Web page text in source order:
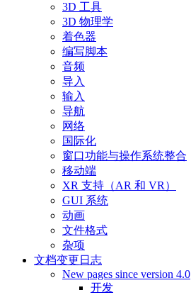
3D 工具
3D 物理学
着色器
编写脚本
音频
导入
输入
导航
网络
国际化
窗口功能与操作系统整合
移动端
XR 支持（AR 和 VR）
GUI 系统
动画
文件格式
杂项
文档变更日志
New pages since version 4.0
开发